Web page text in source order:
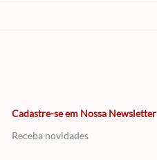
Cadastre-se em Nossa Newsletter
Receba novidades